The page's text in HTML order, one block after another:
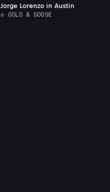
Jorge Lorenzo in Austin
© GOLD & GOOSE